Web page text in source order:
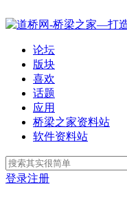
论坛
版块
喜欢
话题
应用
桥梁之家资料站
软件资料站
登录注册